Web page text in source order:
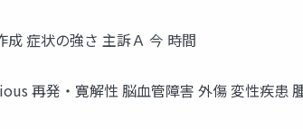
症状の強さ 主訴Ａ 今 時間
再発・寛解性 脳血管障害 外傷 変性疾患